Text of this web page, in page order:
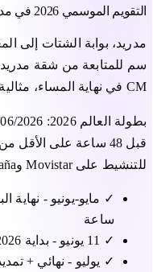
التقويم الموسمي 2026 في مدريد
CM في نهاية المساء، مثالية بعد الإفطار في فترة الصيف.
قبل 48 ساعة على الأقل
للتنشيط على Movistar وOrange España وVodafone.
✓
ساعة
✓
✓ يوليو - نهائي +